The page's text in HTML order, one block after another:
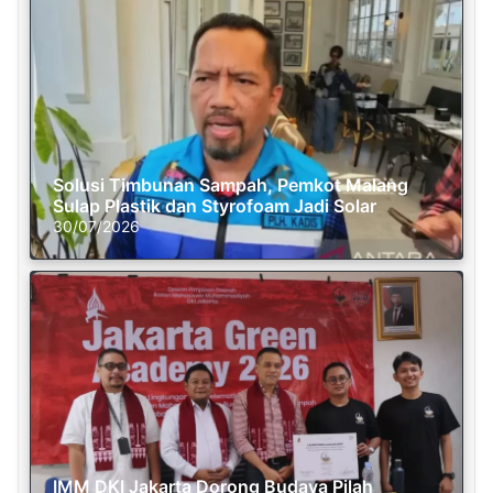
Solusi Timbunan Sampah, Pemkot Malang
Sulap Plastik dan Styrofoam Jadi Solar
30/07/2026
IMM DKI Jakarta Dorong Budaya Pilah